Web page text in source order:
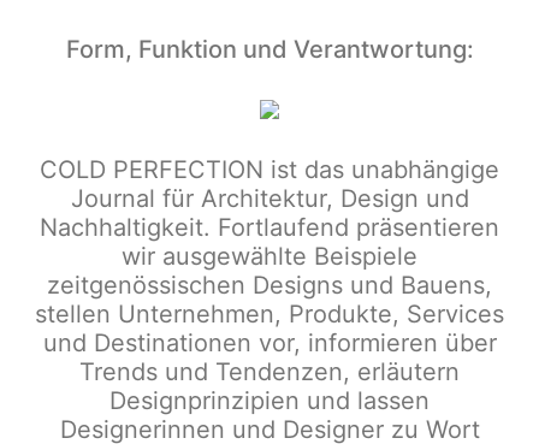
Form, Funktion und Verantwortung:
COLD PERFECTION ist das unabhängige
Journal für Architektur, Design und
Nachhaltigkeit. Fortlaufend präsentieren
wir ausgewählte Beispiele
zeitgenössischen Designs und Bauens,
stellen Unternehmen, Produkte, Services
und Destinationen vor, informieren über
Trends und Tendenzen, erläutern
Designprinzipien und lassen
Designerinnen und Designer zu Wort